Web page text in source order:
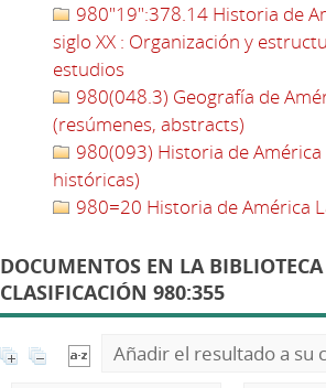
980"19":378.14 Historia de
siglo XX : Organización y
estudios
980(048.3) Geografía de
(resúmenes, abstracts)
980(093) Historia de
históricas)
980=20 Historia de América
DOCUMENTOS EN LA
CLASIFICACIÓN 980:355
Añadir el resultado a su